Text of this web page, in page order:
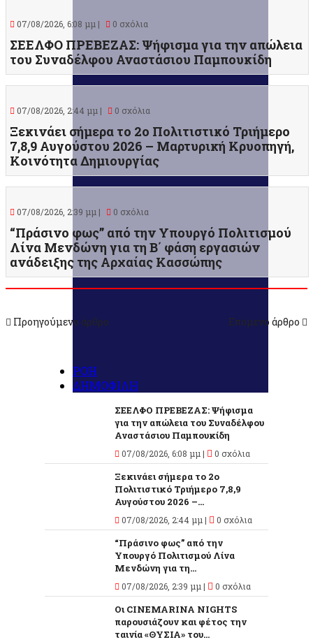
07/08/2026, 6:08 μμ | 0 σχόλια
ΣΕΕΛΦΟ ΠΡΕΒΕΖΑΣ: Ψήφισμα για την απώλεια
του Συναδέλφου Αναστάσιου Παμπουκίδη
07/08/2026, 2:44 μμ | 0 σχόλια
Ξεκινάει σήμερα το 2ο Πολιτιστικό Τριήμερο
7,8,9 Αυγούστου 2026 – Μαρτυρική Κρυοπηγή,
Κοινότητα Δημιουργίας
07/08/2026, 2:39 μμ | 0 σχόλια
“Πράσινο φως” από την Υπουργό Πολιτισμού
Λίνα Μενδώνη για τη Β΄ φάση εργασιών
ανάδειξης της Αρχαίας Κασσώπης
Προηγούμενο άρθρο Επόμενο άρθρο
ΡΟΗ
ΔΗΜΟΦΙΛΗ
ΣΕΕΛΦΟ ΠΡΕΒΕΖΑΣ: Ψήφισμα
για την απώλεια του Συναδέλφου
Αναστάσιου Παμπουκίδη
07/08/2026, 6:08 μμ | 0 σχόλια
Ξεκινάει σήμερα το 2ο
Πολιτιστικό Τριήμερο 7,8,9
Αυγούστου 2026 –...
07/08/2026, 2:44 μμ | 0 σχόλια
“Πράσινο φως” από την
Υπουργό Πολιτισμού Λίνα
Μενδώνη για τη...
07/08/2026, 2:39 μμ | 0 σχόλια
Οι CINEMARINA NIGHTS
παρουσιάζουν και φέτος την
ταινία «ΘΥΣΙΑ» του...